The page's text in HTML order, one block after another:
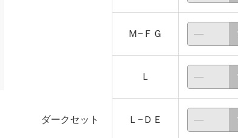
及川美江子
ダークセット
Ｍ−ＦＧ
Ｌ
Ｌ−ＤＥ